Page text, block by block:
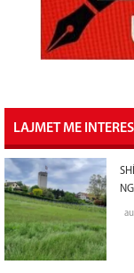
LAJMET ME